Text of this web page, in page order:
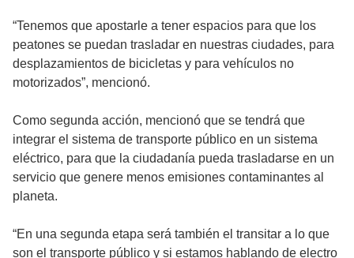
“Tenemos que apostarle a tener espacios para que los
peatones se puedan trasladar en nuestras ciudades, para
desplazamientos de bicicletas y para vehículos no
motorizados”, mencionó.
Como segunda acción, mencionó que se tendrá que
integrar el sistema de transporte público en un sistema
eléctrico, para que la ciudadanía pueda trasladarse en un
servicio que genere menos emisiones contaminantes al
planeta.
“En una segunda etapa será también el transitar a lo que
son el transporte público y si estamos hablando de electro